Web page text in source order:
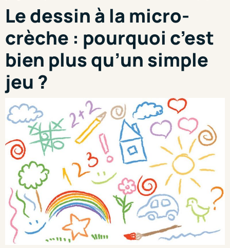
Le dessin à la micro-
crèche : pourquoi c’est
bien plus qu’un simple
jeu ?